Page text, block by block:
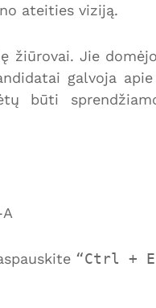
ateities viziją.
žiūrovai. Jie
galvoja
būti
Ctrl +